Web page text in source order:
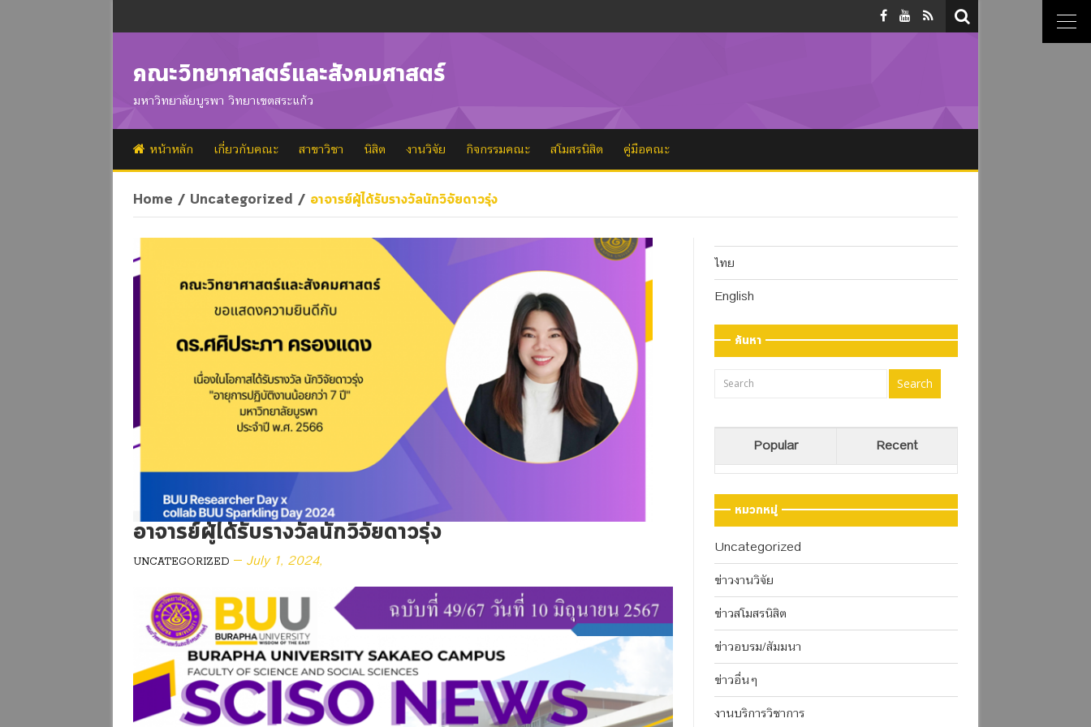
คณะวิทยาศาสตร์และสังคมศาสตร์
มหาวิทยาลัยบูรพา วิทยาเขตสระแก้ว
หน้าหลัก เกี่ยวกับคณะ สาขาวิชา นิสิต งานวิจัย กิจกรรมคณะ สโมสรนิสิต คู่มือคณะ
Home / Uncategorized / อาจารย์ผู้ได้รับรางวัลนักวิจัยดาวรุ่ง
อาจารย์ผู้ได้รับรางวัลนักวิจัยดาวรุ่ง
UNCATEGORIZED July 1, 2024,
ไทย
English
ค้นหา
Popular Recent
หมวกหมู่
Uncategorized
ข่าวงานวิจัย
ข่าวสโมสรนิสิต
ข่าวอบรม/สัมมนา
ข่าวอื่นๆ
งานบริการวิชาการ